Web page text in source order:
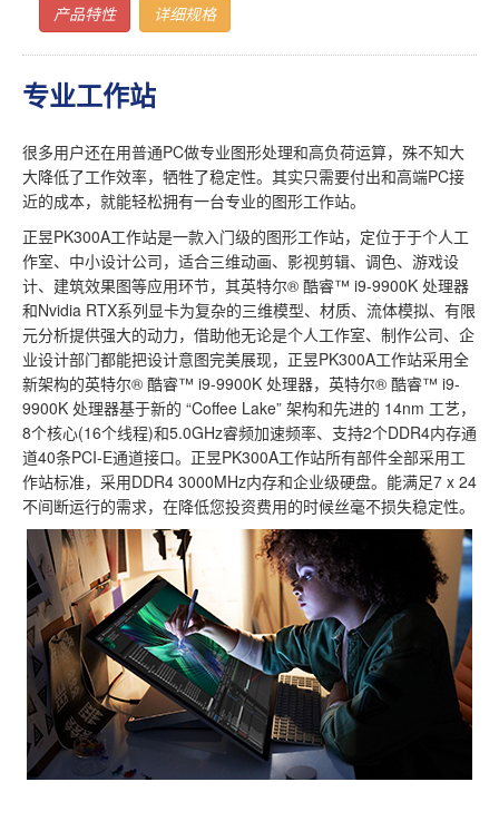
产品特性 详细规格
专业工作站
很多用户还在用普通PC做专业图形处理和高负荷运算，殊不知大
大降低了工作效率，牺牲了稳定性。其实只需要付出和高端PC接
近的成本，就能轻松拥有一台专业的图形工作站。
正昱PK300A工作站是一款入门级的图形工作站，定位于于个人工
作室、中小设计公司，适合三维动画、影视剪辑、调色、游戏设
计、建筑效果图等应用环节，其英特尔® 酷睿™ i9-9900K 处理器
和Nvidia RTX系列显卡为复杂的三维模型、材质、流体模拟、有限
元分析提供强大的动力，借助他无论是个人工作室、制作公司、企
业设计部门都能把设计意图完美展现，正昱PK300A工作站采用全
新架构的英特尔® 酷睿™ i9-9900K 处理器，英特尔® 酷睿™ i9-
9900K 处理器基于新的 “Coffee Lake” 架构和先进的 14nm 工艺，
8个核心(16个线程)和5.0GHz睿频加速频率、支持2个DDR4内存通
道40条PCI-E通道接口。正昱PK300A工作站所有部件全部采用工
作站标准，采用DDR4 3000MHz内存和企业级硬盘。能满足7 x 24
不间断运行的需求，在降低您投资费用的时候丝毫不损失稳定性。